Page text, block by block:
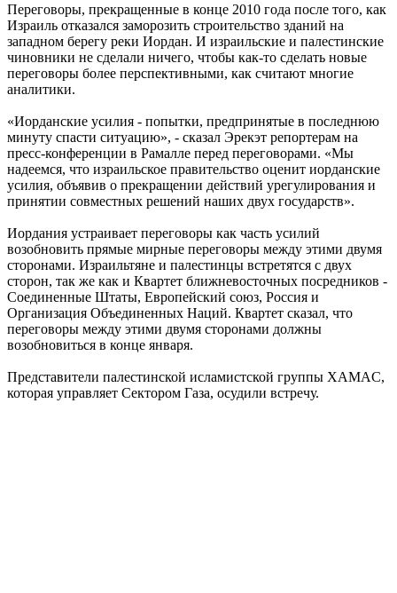
Переговоры, прекращенные в конце 2010 года после того, как
Израиль отказался заморозить строительство зданий на
западном берегу реки Иордан. И израильские и палестинские
чиновники не сделали ничего, чтобы как-то сделать новые
переговоры более перспективными, как считают многие
аналитики.
«Иорданские усилия - попытки, предпринятые в последнюю
минуту спасти ситуацию», - сказал Эрекэт репортерам на
пресс-конференции в Рамалле перед переговорами. «Мы
надеемся, что израильское правительство оценит иорданские
усилия, объявив о прекращении действий урегулирования и
принятии совместных решений наших двух государств».
Иордания устраивает переговоры как часть усилий
возобновить прямые мирные переговоры между этими двумя
сторонами. Израильтяне и палестинцы встретятся с двух
сторон, так же как и Квартет ближневосточных посредников -
Соединенные Штаты, Европейский союз, Россия и
Организация Объединенных Наций. Квартет сказал, что
переговоры между этими двумя сторонами должны
возобновиться в конце января.
Представители палестинской исламистской группы ХAMAC,
которая управляет Сектором Газа, осудили встречу.